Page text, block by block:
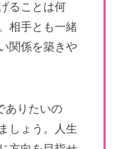
ることは何
相手とも一緒
関係を築きや
ありたいの
しょう。人生